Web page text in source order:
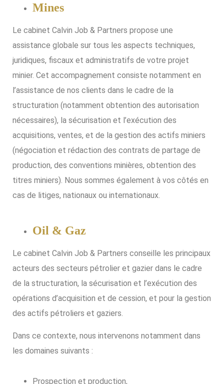
Mines
Le cabinet Calvin Job & Partners propose une
assistance globale sur tous les aspects techniques,
juridiques, fiscaux et administratifs de votre projet
minier. Cet accompagnement consiste notamment en
l’assistance de nos clients dans le cadre de la
structuration (notamment obtention des autorisation
nécessaires), la sécurisation et l’exécution des
acquisitions, ventes, et de la gestion des actifs miniers
(négociation et rédaction des contrats de partage de
production, des conventions minières, obtention des
titres miniers). Nous sommes également à vos côtés en
cas de litiges, nationaux ou internationaux.
Oil & Gaz
Le cabinet Calvin Job & Partners conseille les principaux
acteurs des secteurs pétrolier et gazier dans le cadre
de la structuration, la sécurisation et l’exécution des
opérations d’acquisition et de cession, et pour la gestion
des actifs pétroliers et gaziers.
Dans ce contexte, nous intervenons notamment dans
les domaines suivants :
Prospection et production,